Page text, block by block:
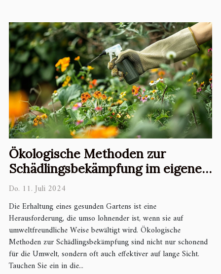
Ökologische Methoden zur
Schädlingsbekämpfung im eigenen
Garten
Do. 11. Juli 2024
Die Erhaltung eines gesunden Gartens ist eine
Herausforderung, die umso lohnender ist, wenn sie auf
umweltfreundliche Weise bewältigt wird. Ökologische
Methoden zur Schädlingsbekämpfung sind nicht nur schonend
für die Umwelt, sondern oft auch effektiver auf lange Sicht.
Tauchen Sie ein in die...